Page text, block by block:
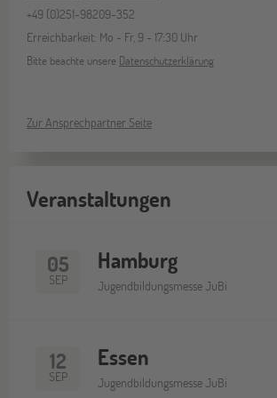
+49 (0)251-98209-352
Erreichbarkeit: Mo - Fr, 9 - 17:30 Uhr
Bitte beachte unsere Datenschutzerklärung
Zur Ansprechpartner Seite
Veranstaltungen
05
SEP
Hamburg
Jugendbildungsmesse JuBi
12
SEP
Essen
Jugendbildungsmesse JuBi